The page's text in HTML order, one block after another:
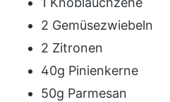
2 Gemüsezwiebeln
2 Zitronen
40g Pinienkerne
50g Parmesan